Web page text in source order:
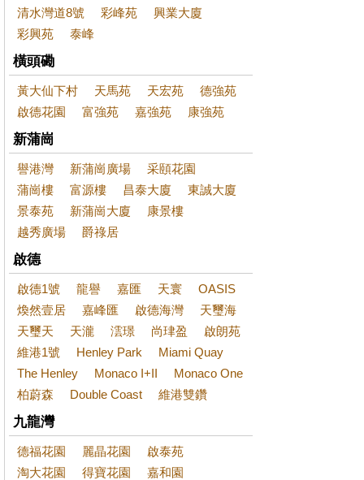
清水灣道8號
彩峰苑
興業大廈
彩興苑
泰峰
橫頭磡
黃大仙下村 天馬苑 天宏苑
德強苑
啟德花園
富強苑 嘉強苑 康強苑
新蒲崗
譽港灣 新蒲崗廣場
采頤花園
蒲崗樓
富源樓 昌泰大廈
東誠大廈
景泰苑
新蒲崗大廈
康景樓
越秀廣場
爵祿居
啟德
啟德1號 龍譽 嘉匯 天寰
OASIS
煥然壹居
嘉峰匯 啟德海灣
天璽海
天璽天
天瀧 澐璟 尚珒盈
啟朗苑
維港1號
Henley Park
Miami Quay
The Henley
Monaco I+II
Monaco One
柏蔚森
Double Coast 維港雙鑽
九龍灣
德福花園 麗晶花園
啟泰苑
淘大花園
得寶花園 嘉和園